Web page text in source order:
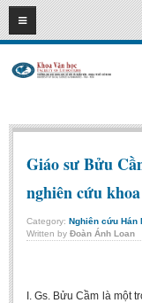
08 2026
HOME
Faculty of Literature
Department of Foreign
Department of Arts
Giáo sư Bửu
nghiên cứu
Category: Nghiên cứu Hán
Written by Đoàn Ánh Loan
I. Gs. Bửu Cầm là một